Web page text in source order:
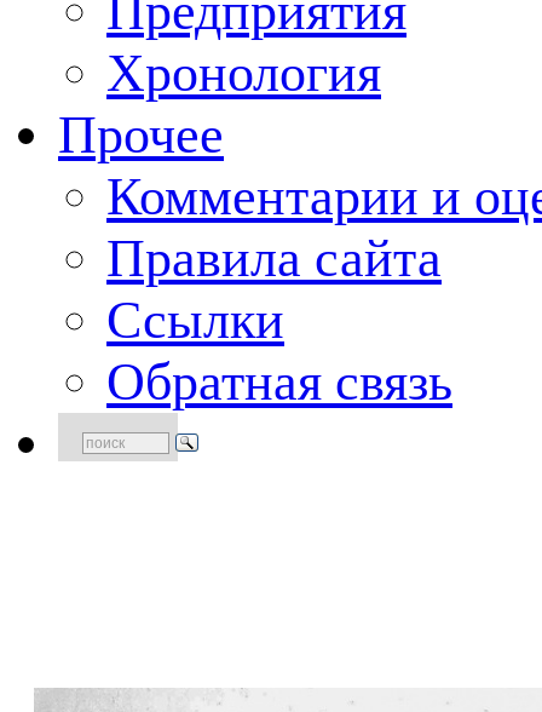
Хронология
Прочее
Комментарии и
Правила сайта
Ссылки
Обратная связь